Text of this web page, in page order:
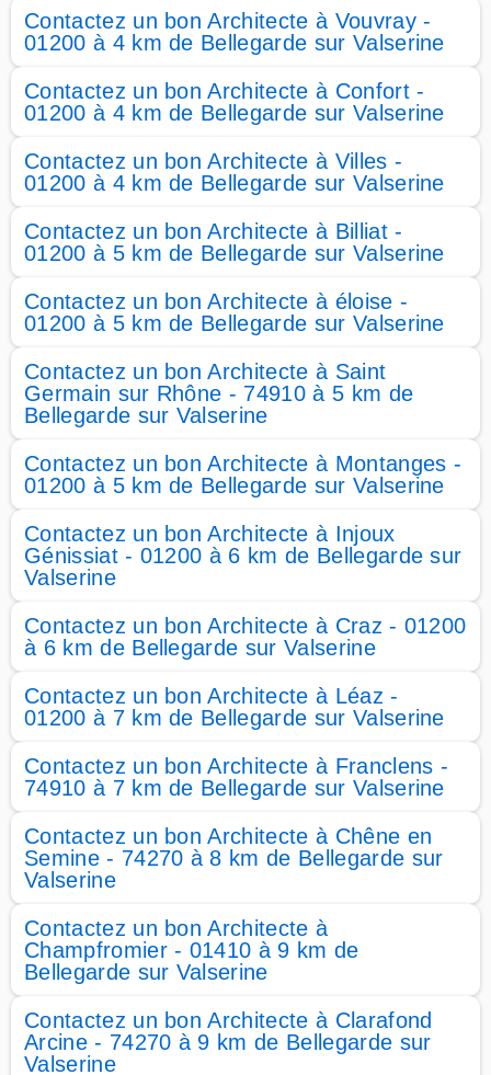
Contactez un bon Architecte à Vouvray -
01200 à 4 km de Bellegarde sur Valserine
Contactez un bon Architecte à Confort -
01200 à 4 km de Bellegarde sur Valserine
Contactez un bon Architecte à Villes -
01200 à 4 km de Bellegarde sur Valserine
Contactez un bon Architecte à Billiat -
01200 à 5 km de Bellegarde sur Valserine
Contactez un bon Architecte à éloise -
01200 à 5 km de Bellegarde sur Valserine
Contactez un bon Architecte à Saint
Germain sur Rhône - 74910 à 5 km de
Bellegarde sur Valserine
Contactez un bon Architecte à Montanges -
01200 à 5 km de Bellegarde sur Valserine
Contactez un bon Architecte à Injoux
Génissiat - 01200 à 6 km de Bellegarde sur
Valserine
Contactez un bon Architecte à Craz - 01200
à 6 km de Bellegarde sur Valserine
Contactez un bon Architecte à Léaz -
01200 à 7 km de Bellegarde sur Valserine
Contactez un bon Architecte à Franclens -
74910 à 7 km de Bellegarde sur Valserine
Contactez un bon Architecte à Chêne en
Semine - 74270 à 8 km de Bellegarde sur
Valserine
Contactez un bon Architecte à
Champfromier - 01410 à 9 km de
Bellegarde sur Valserine
Contactez un bon Architecte à Clarafond
Arcine - 74270 à 9 km de Bellegarde sur
Valserine